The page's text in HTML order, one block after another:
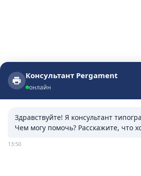
Консультант Pergament
онлайн
Здравствуйте! Я консультант
Чем могу помочь? Расскажите, что
13:50
Консультант Pergament